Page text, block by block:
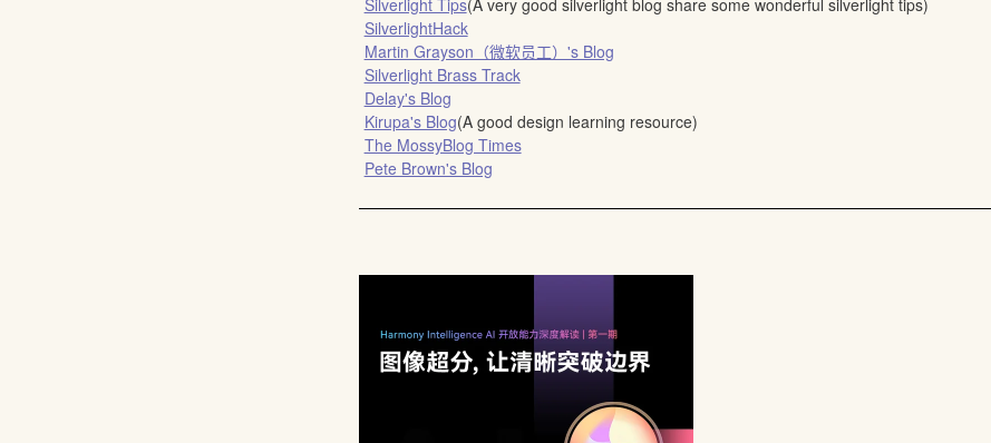
Silverlight Tips(A very good silverlight blog share some wonderful silverlight tips)
SilverlightHack
Martin Grayson（微软员工）'s Blog
Silverlight Brass Track
Delay's Blog
Kirupa's Blog(A good design learning resource)
The MossyBlog Times
Pete Brown's Blog